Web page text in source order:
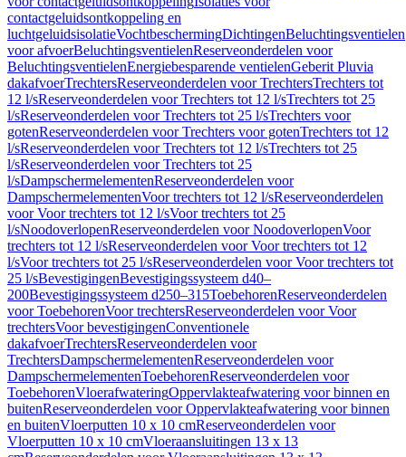
contactgeluidsontkoppeling en
luchtgeluidsisolatieVochtbeschermingDichtingenBeluchtingsventielen
voor afvoerBeluchtingsventielenReserveonderdelen voor
BeluchtingsventielenEnergiebesparende ventielenGeberit Pluvia
dakafvoerTrechtersReserveonderdelen voor TrechtersTrechters tot
12 l/sReserveonderdelen voor Trechters tot 12 l/sTrechters tot 25
l/sReserveonderdelen voor Trechters tot 25 l/sTrechters voor
gotenReserveonderdelen voor Trechters voor gotenTrechters tot 12
l/sReserveonderdelen voor Trechters tot 12 l/sTrechters tot 25
l/sReserveonderdelen voor Trechters tot 25
l/sDampschermelementenReserveonderdelen voor
DampschermelementenVoor trechters tot 12 l/sReserveonderdelen
voor Voor trechters tot 12 l/sVoor trechters tot 25
l/sNoodoverlopenReserveonderdelen voor NoodoverlopenVoor
trechters tot 12 l/sReserveonderdelen voor Voor trechters tot 12
l/sVoor trechters tot 25 l/sReserveonderdelen voor Voor trechters tot
25 l/sBevestigingenBevestigingssysteem d40–
200Bevestigingssysteem d250–315ToebehorenReserveonderdelen
voor ToebehorenVoor trechtersReserveonderdelen voor Voor
trechtersVoor bevestigingenConventionele
dakafvoerTrechtersReserveonderdelen voor
TrechtersDampschermelementenReserveonderdelen voor
DampschermelementenToebehorenReserveonderdelen voor
ToebehorenVloerafwateringOppervlakteafwatering voor binnen en
buitenReserveonderdelen voor Oppervlakteafwatering voor binnen
en buitenVloerputten 10 x 10 cmReserveonderdelen voor
Vloerputten 10 x 10 cmVloeraansluitingen 13 x 13